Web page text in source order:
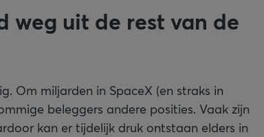
weg uit de rest van de
Om miljarden in SpaceX (en straks in
beleggers andere posities. Vaak zijn
kan er tijdelijk druk ontstaan elders in